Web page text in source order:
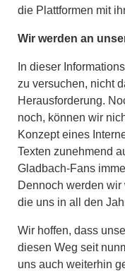
die Plattformen mit
Wir werden an
In dieser
zu versuchen, nicht
Herausforderung.
noch, können wir
Konzept eines
Texten zunehmend
Gladbach-Fans
Dennoch werden
die uns in all den
Wir hoffen, dass
diesen Weg seit
uns auch weiterhin